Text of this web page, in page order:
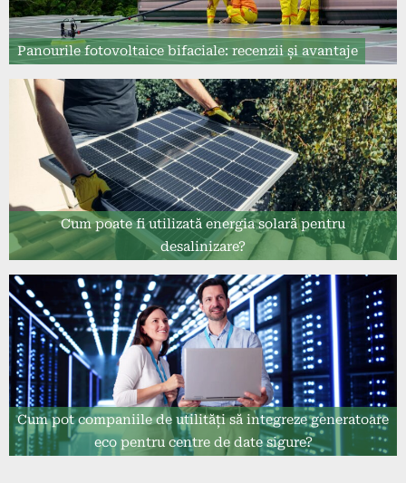
Panourile fotovoltaice bifaciale: recenzii și avantaje
Cum poate fi utilizată energia solară pentru
desalinizare?
Cum pot companiile de utilități să integreze generatoare
eco pentru centre de date sigure?